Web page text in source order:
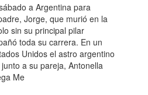
a Argentina para
Jorge, que murió en la
sin su principal pilar
toda su carrera. En un
Unidos el astro argentino
a su pareja, Antonella
Me